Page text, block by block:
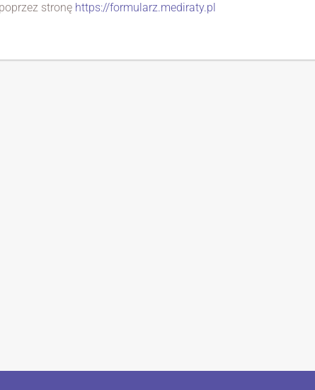
stronę https://formularz.mediraty.pl